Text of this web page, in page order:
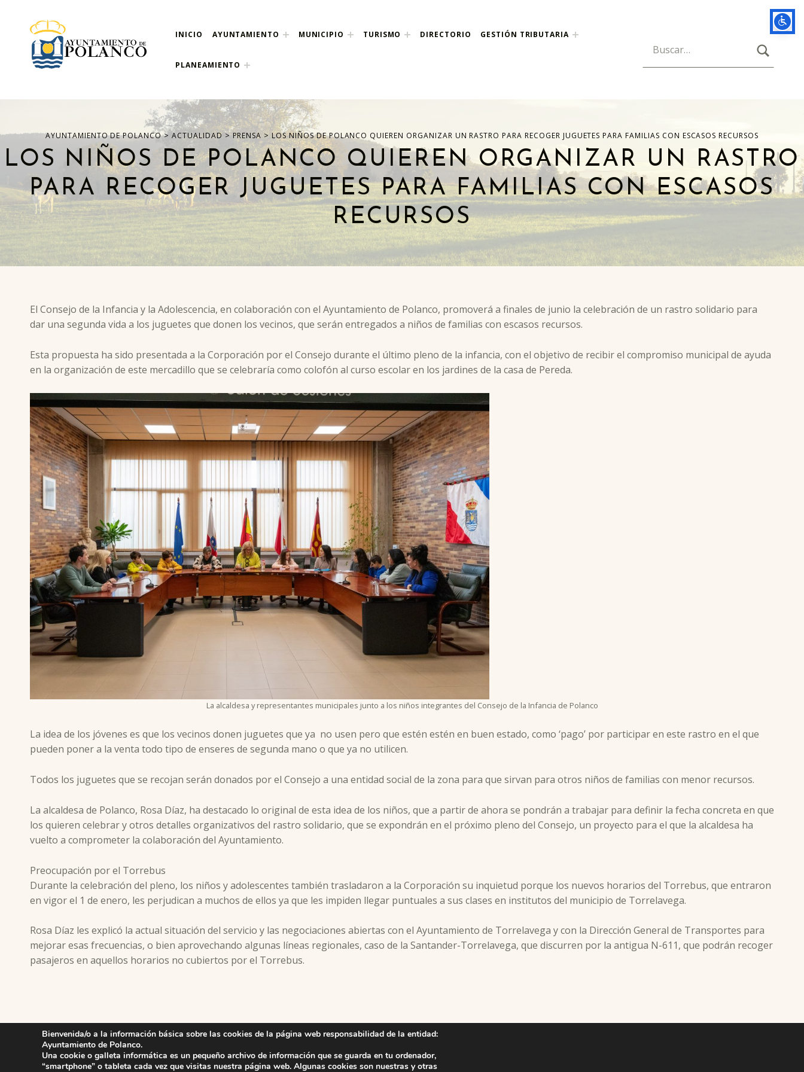
ayuntamiento de polanco
AYUNTAMIENTO DE POLANCO
INICIO AYUNTAMIENTO MUNICIPIO TURISMO DIRECTORIO GESTIÓN TRIBUTARIA
PLANEAMIENTO
Búsqueda para:
AYUNTAMIENTO DE POLANCO> ACTUALIDAD >PRENSA>LOS NIÑOS DE POLANCO QUIEREN ORGANIZAR UN RASTRO PARA RECOGER JUGUETES PARA FAMILIAS CON ESCASOS RECURSOS
LOS NIÑOS DE POLANCO QUIEREN ORGANIZAR UN RASTRO
PARA RECOGER JUGUETES PARA FAMILIAS CON ESCASOS
RECURSOS
El Consejo de la Infancia y la Adolescencia, en colaboración con el Ayuntamiento de Polanco, promoverá a finales de junio la celebración de un rastro solidario para
dar una segunda vida a los juguetes que donen los vecinos, que serán entregados a niños de familias con escasos recursos.
Esta propuesta ha sido presentada a la Corporación por el Consejo durante el último pleno de la infancia, con el objetivo de recibir el compromiso municipal de ayuda
en la organización de este mercadillo que se celebraría como colofón al curso escolar en los jardines de la casa de Pereda.
La alcaldesa y representantes municipales junto a los niños integrantes del Consejo de la Infancia de Polanco
La idea de los jóvenes es que los vecinos donen juguetes que ya no usen pero que estén estén en buen estado, como ‘pago’ por participar en este rastro en el que
pueden poner a la venta todo tipo de enseres de segunda mano o que ya no utilicen.
Todos los juguetes que se recojan serán donados por el Consejo a una entidad social de la zona para que sirvan para otros niños de familias con menor recursos.
La alcaldesa de Polanco, Rosa Díaz, ha destacado lo original de esta idea de los niños, que a partir de ahora se pondrán a trabajar para definir la fecha concreta en que
los quieren celebrar y otros detalles organizativos del rastro solidario, que se expondrán en el próximo pleno del Consejo, un proyecto para el que la alcaldesa ha
vuelto a comprometer la colaboración del Ayuntamiento.
Preocupación por el Torrebus
Durante la celebración del pleno, los niños y adolescentes también trasladaron a la Corporación su inquietud porque los nuevos horarios del Torrebus, que entraron
en vigor el 1 de enero, les perjudican a muchos de ellos ya que les impiden llegar puntuales a sus clases en institutos del municipio de Torrelavega.
Rosa Díaz les explicó la actual situación del servicio y las negociaciones abiertas con el Ayuntamiento de Torrelavega y con la Dirección General de Transportes para
mejorar esas frecuencias, o bien aprovechando algunas líneas regionales, caso de la Santander-Torrelavega, que discurren por la antigua N-611, que podrán recoger
pasajeros en aquellos horarios no cubiertos por el Torrebus.
Bienvenida/o a la información básica sobre las cookies de la página web responsabilidad de la entidad:
Ayuntamiento de Polanco.
Una cookie o galleta informática es un pequeño archivo de información que se guarda en tu ordenador,
“smartphone” o tableta cada vez que visitas nuestra página web. Algunas cookies son nuestras y otras